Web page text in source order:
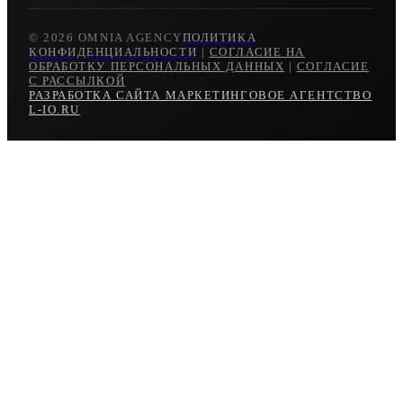
© 2026 OMNIA AGENCYПОЛИТИКА
КОНФИДЕНЦИАЛЬНОСТИ | СОГЛАСИЕ НА
ОБРАБОТКУ ПЕРСОНАЛЬНЫХ ДАННЫХ | СОГЛАСИЕ
С РАССЫЛКОЙ
РАЗРАБОТКА САЙТА МАРКЕТИНГОВОЕ АГЕНТСТВО
L-IO.RU